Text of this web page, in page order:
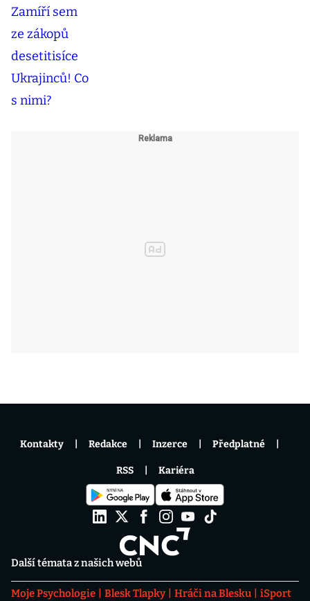
Další témata z našich webů
Moje Psychologie Blesk Tlapky Hráči na Blesku
iSport
Kontakty Redakce Inzerce Předplatné
RSS Kariéra